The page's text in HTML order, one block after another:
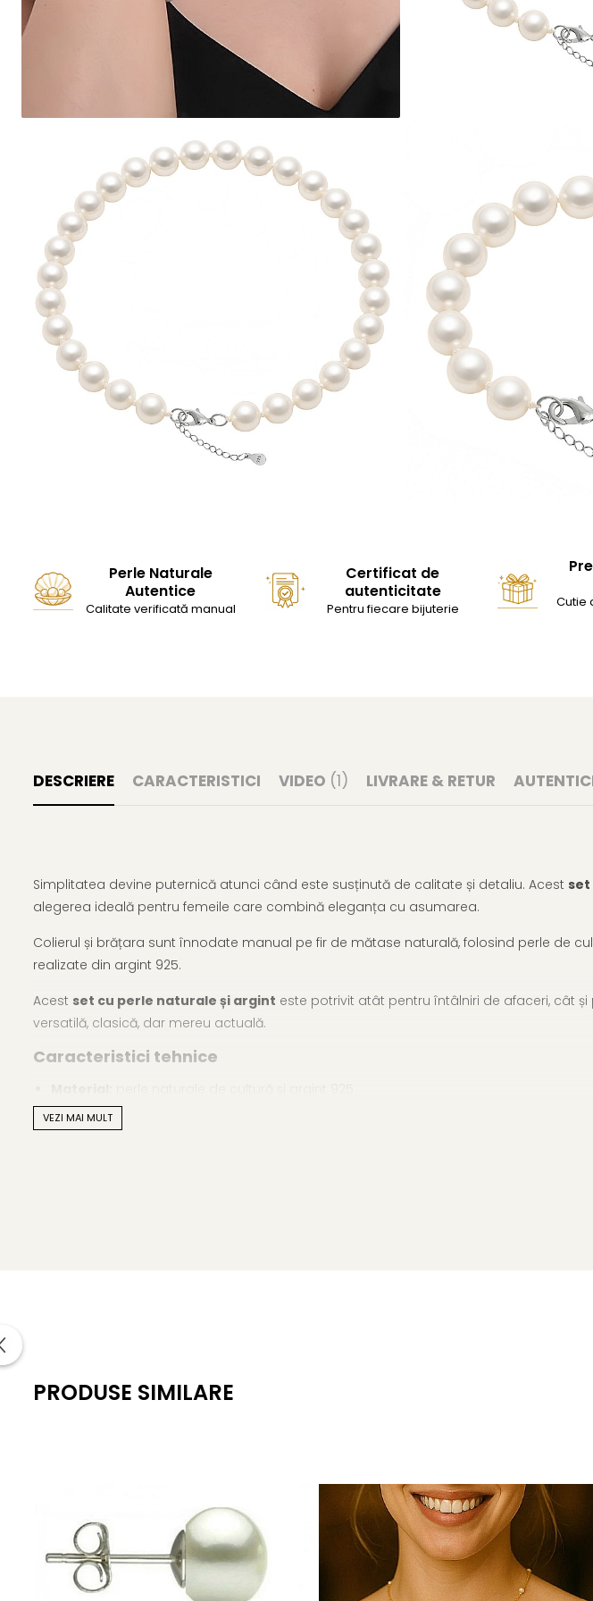
Seturi Perle cu Argint
Brățări cu Perle
Perle Naturale
Autentice
Calitate verificată manual
Certificat de
autenticitate
Pentru fiecare bijuterie Cutie
DESCRIERE CARACTERISTICI VIDEO (1) LIVRARE & RETUR
Simplitatea devine puternică atunci când este susținută de calitate și detaliu. Acest set
alegerea ideală pentru femeile care combină eleganța cu asumarea.
Colierul și brățara sunt înnodate manual pe fir de mătase naturală, folosind perle de
realizate din argint 925.
Acest set cu perle naturale și argint este potrivit atât pentru întâlniri de afaceri, cât
versatilă, clasică, dar mereu actuală.
Caracteristici tehnice
Calitate perle:
Include:
certificat de garanție și autenticitate
KASKADDA®este un brand european de bijuterii premium, cu marcă înregistrată în 27
montate în metale prețioase certificate. Fiecare bijuterie cu perle este însoțită de un
VEZI MAI MULT
PRODUSE SIMILARE